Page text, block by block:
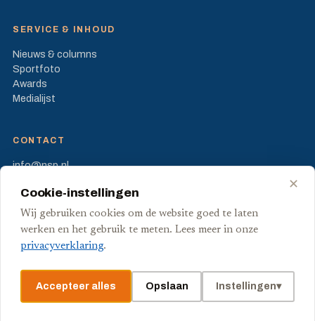
SERVICE & INHOUD
Nieuws & columns
Sportfoto
Awards
Medialijst
CONTACT
info@nsp.nl
2595 BM Den Haag
© Stichting Nederlandse Sport Pers Privacy VoorwaardenCookies
✕
Cookie-instellingen
Wij gebruiken cookies om de website goed te laten
werken en het gebruik te meten. Lees meer in onze
privacyverklaring.
Accepteer alles Opslaan Instellingen▾